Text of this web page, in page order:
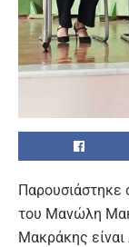
Παρουσιάστηκε
του Μανώλη
Μακράκης